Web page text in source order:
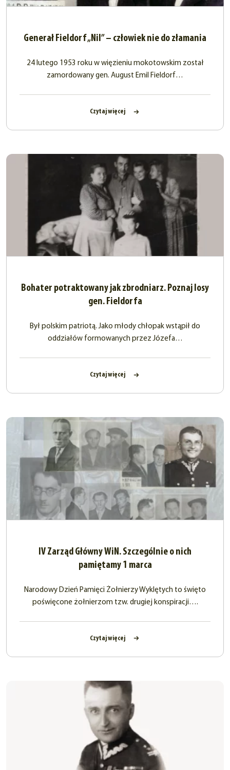
Generał Fieldorf „Nil” – człowiek nie do złamania
24 lutego 1953 roku w więzieniu mokotowskim został
zamordowany gen. August Emil Fieldorf…
Czytaj więcej
Bohater potraktowany jak zbrodniarz. Poznaj losy
gen. Fieldorfa
Był polskim patriotą. Jako młody chłopak wstąpił do
oddziałów formowanych przez Józefa…
Czytaj więcej
IV Zarząd Główny WiN. Szczególnie o nich
pamiętamy 1 marca
Narodowy Dzień Pamięci Żołnierzy Wyklętych to święto
poświęcone żołnierzom tzw. drugiej konspiracji….
Czytaj więcej